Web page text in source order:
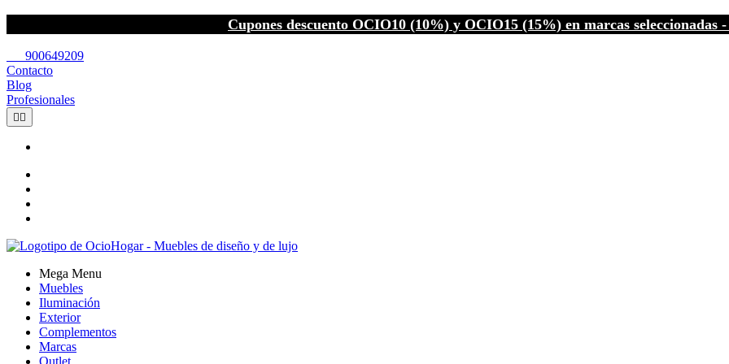
Cupones descuento OCIO10 (10%) y OCIO15 (15%) en marcas seleccionadas
900649209
Contacto
Blog
Profesionales
 
Mega Menu
Muebles
Iluminación
Exterior
Complementos
Marcas
Outlet